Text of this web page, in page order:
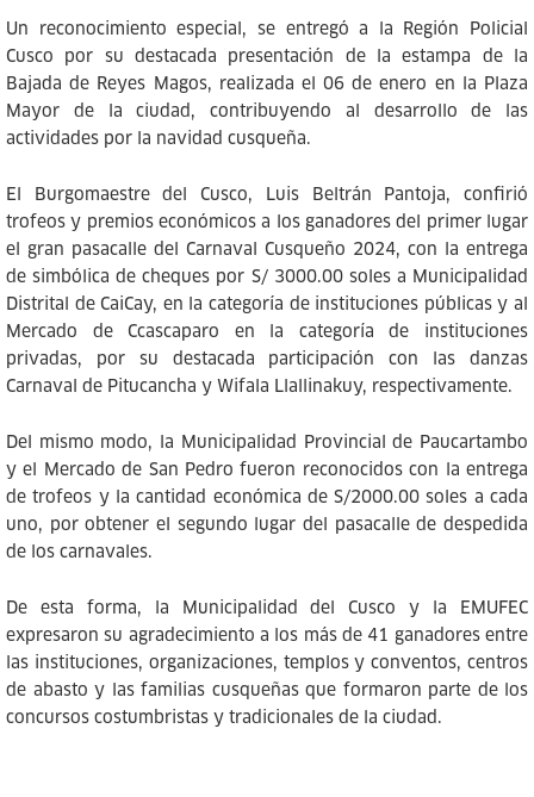
Un reconocimiento especial, se entregó a la Región Policial
Cusco por su destacada presentación de la estampa de la
Bajada de Reyes Magos, realizada el 06 de enero en la Plaza
Mayor de la ciudad, contribuyendo al desarrollo de las
actividades por la navidad cusqueña.
El Burgomaestre del Cusco, Luis Beltrán Pantoja, confirió
trofeos y premios económicos a los ganadores del primer lugar
el gran pasacalle del Carnaval Cusqueño 2024, con la entrega
de simbólica de cheques por S/ 3000.00 soles a Municipalidad
Distrital de CaiCay, en la categoría de instituciones públicas y al
Mercado de Ccascaparo en la categoría de instituciones
privadas, por su destacada participación con las danzas
Carnaval de Pitucancha y Wifala Llallinakuy, respectivamente.
Del mismo modo, la Municipalidad Provincial de Paucartambo
y el Mercado de San Pedro fueron reconocidos con la entrega
de trofeos y la cantidad económica de S/2000.00 soles a cada
uno, por obtener el segundo lugar del pasacalle de despedida
de los carnavales.
De esta forma, la Municipalidad del Cusco y la EMUFEC
expresaron su agradecimiento a los más de 41 ganadores entre
las instituciones, organizaciones, templos y conventos, centros
de abasto y las familias cusqueñas que formaron parte de los
concursos costumbristas y tradicionales de la ciudad.